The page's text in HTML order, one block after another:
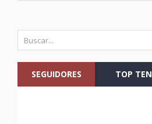
SEGUIDORES TOP TEN